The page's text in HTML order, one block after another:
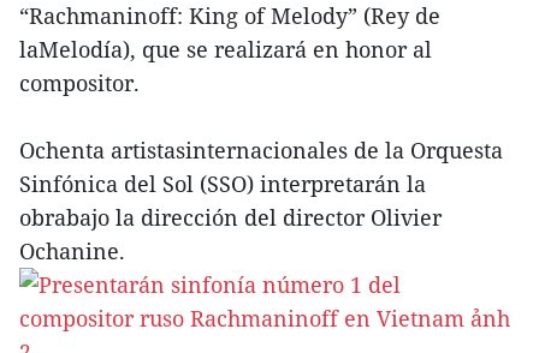
“Rachmaninoff: King of Melody” (Rey de
laMelodía), que se realizará en honor al
compositor.
Ochenta artistasinternacionales de la Orquesta
Sinfónica del Sol (SSO) interpretarán la
obrabajo la dirección del director Olivier
Ochanine.